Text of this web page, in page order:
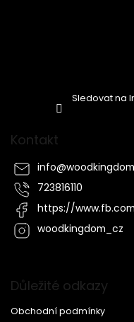
Sledovat na
Kontakt
info@
723816110
https://
woodkingdom_cz
Důležité odkazy
Obchodní podmínky